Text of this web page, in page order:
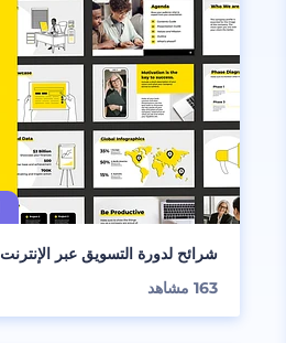
شرائح لدورة التسويق عبر الإنترنت
163 مشاهد